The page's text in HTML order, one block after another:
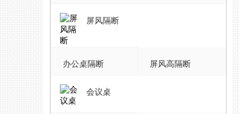
屏风隔断
办公桌隔断 屏风高隔断
会议桌